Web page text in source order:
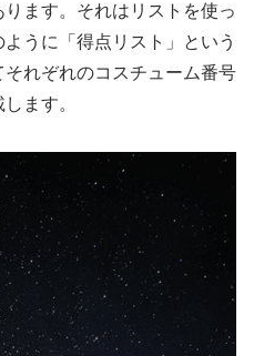
ます。それはリストを使っ
うに「得点リスト」という
れぞれのコスチューム番号
ます。